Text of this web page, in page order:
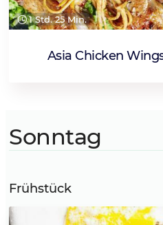
1 Std. 25 Min.
Asia Chicken
Sonntag
Frühstück